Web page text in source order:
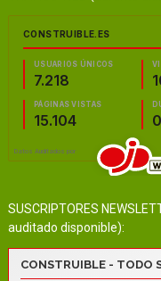
SUSCRIPTORES
auditado disponible):